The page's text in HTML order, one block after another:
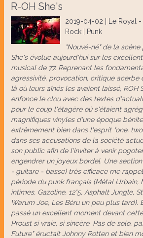
R-OH She's
2019-04-02 | Le Royal -
Rock | Punk
"Nouvé-né" de la scène
She's évolue aujourd'hui sur les
musical de 77. Reprenant les
agressivité, provocation, critique acerbe
là où leurs aînés les avaient laissé, ROH
enfonce le clou avec des textes
pour le coup l'étagère où s'étaient
magnifiques vinyles d'une époque
extrêmement bien dans l'esprit "one,
dans ses accusations de la société
son public afin de l'inviter à venir
engendrer un joyeux bordel. Une
- guitare - basse) très efficace me
période du punk français (Métal Urbain,
intimes, Gazoline, 12°5, Asphalt Jungle,
Warum Joe, Les Béru un peu plus tard).
passé un excellent moment devant
Proust si vraie, si sincère. Pas de solo,
Future" éructait Johnny Rotten et bien